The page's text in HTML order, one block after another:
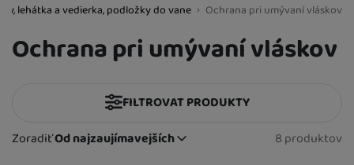
lehátka a vedierka, podložky do vane Ochrana pri umývaní vláskov
Ochrana pri umývaní vláskov
ZoradiťOd najzaujímavejších
Od najzaujímavejších 8 produktov
FILTROVAT PRODUKTY
Cena(€)